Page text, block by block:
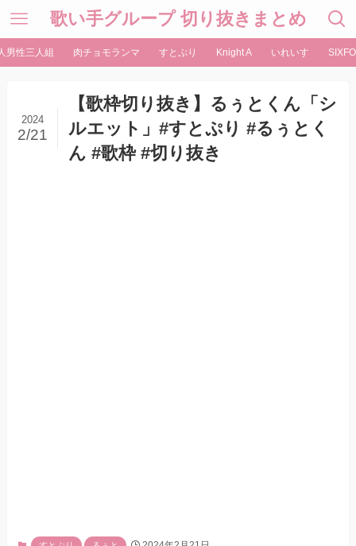
歌い手グループ 切り抜きまとめ
男性三人組 肉チョモランマ すとぷり Knight A いれいす
【歌枠切り抜き】るぅとくん「シ
ルエット」#すとぷり #るぅとく
ん #歌枠 #切り抜き
2024
2/21